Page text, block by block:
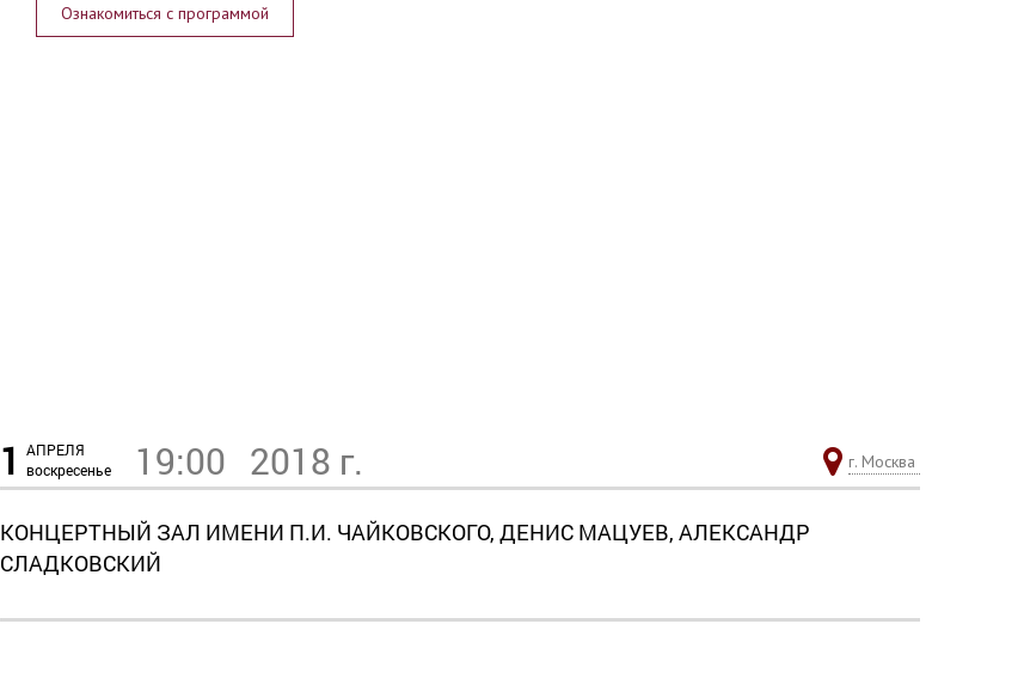
Ознакомиться с программой
1
АПРЕЛЯ
воскресенье
19:00 2018 г. г. Москва
КОНЦЕРТНЫЙ ЗАЛ ИМЕНИ П.И. ЧАЙКОВСКОГО, ДЕНИС МАЦУЕВ, АЛЕКСАНДР
СЛАДКОВСКИЙ